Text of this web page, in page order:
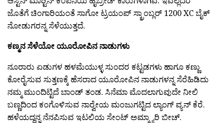
ಜೊತೆಗೆ ಚಿಂಗಾರಿಯಂತೆ ಸಾಗೋ ಟ್ರಯಂಪ್ ಸ್ಕ್ರಾಂಬ್ಲರ್ 1200 XC ಬೈಕ್
ನೋಡುಗರನ್ನ ಸೆಳೆಯುತ್ತದೆ.
ಕಣ್ಮನ ಸೆಳೆಯೋ ಯೂರೋಪಿನ ನಾಡುಗಳು
ನೂರಾರು ಏಡುಗಳ ಹಳಮೆಯುಳ್ಳ ಸುಂದರ ಕಟ್ಟಡಗಳು ಹಾಗೂ ಕಣ್ಣು
ಕೋರೈಸುವ ಸುತ್ತಣಕ್ಕೆ ಹೆಸರಾದ ಯೂರೋಪಿನ ನಾಡುಗಳನ್ನ ಸೆರೆಹಿಡಿದು
ನಮ್ಮ ಮುಂದಿಟ್ಟಿದೆ ಬಾಂಡ್ ತಂಡ. ಸಿನೆಮಾ ಮೊದಲಾಗುವುದೇ ನೀಲಿ
ಬಣ್ಣದಿಂದ ಕಂಗೊಳಿಸುವ ನಾರ‍್ವೇಯ ಮಂಜುಗಟ್ಟಿದ ಲ್ಯಾಂಗ್ ವ್ಯನ್ ಕೆರೆ.
ಹಳೆಯದ್ದನ್ನ ನೆನಪಿಸುವ ಇಟಲಿಯ ಸೇಂಟ್ ಅಮ್ಮ್ಯಾರಿ ಬೀಚ್.